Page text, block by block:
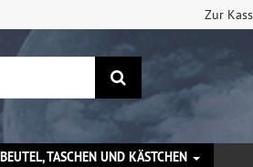
Zur
Suchen
BEUTEL, TASCHEN UND KÄSTCHEN